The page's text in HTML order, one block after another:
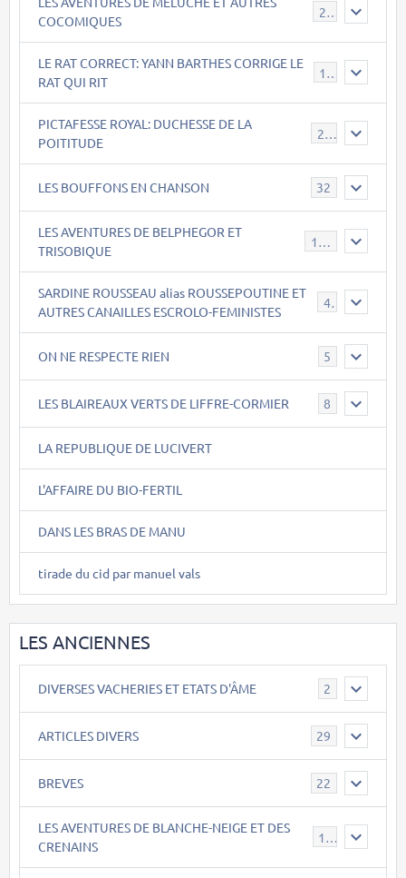
COCOMIQUES
22
LE RAT CORRECT: YANN BARTHES CORRIGE LE
RAT QUI RIT
15
PICTAFESSE ROYAL: DUCHESSE DE LA
POITITUDE
23
LES BOUFFONS EN CHANSON 32
LES AVENTURES DE BELPHEGOR ET
TRISOBIQUE
147
SARDINE ROUSSEAU alias ROUSSEPOUTINE ET
AUTRES CANAILLES ESCROLO-FEMINISTES
40
ON NE RESPECTE RIEN 5
LES BLAIREAUX VERTS DE LIFFRE-CORMIER 8
LA REPUBLIQUE DE LUCIVERT
L'AFFAIRE DU BIO-FERTIL
DANS LES BRAS DE MANU
tirade du cid par manuel vals
LES ANCIENNES
DIVERSES VACHERIES ET ETATS D'ÂME 2
ARTICLES DIVERS 29
BREVES 22
LES AVENTURES DE BLANCHE-NEIGE ET DES
CRENAINS
17